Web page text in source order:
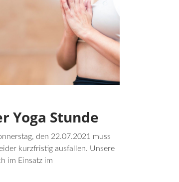
Yoga Stunde
den 22.07.2021 muss
kurzfristig ausfallen. Unsere
im Einsatz im